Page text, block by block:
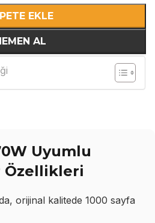
EKLE
AL
Uyumlu
Özellikleri
orijinal kalitede 1000 sayfa